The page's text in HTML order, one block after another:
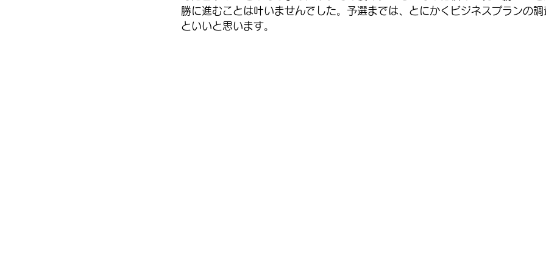
勝に進むことは叶いませんでした。予選までは、とにかくビジネスプランの
といいと思います。